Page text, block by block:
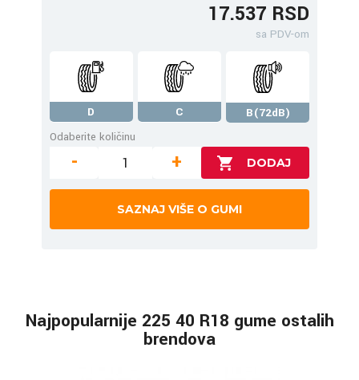
17.537 RSD
sa PDV-om
D C
B(72dB)
Odaberite količinu
- +
SAZNAJ VIŠE O GUMI
Najpopularnije 225 40 R18 gume ostalih
brendova